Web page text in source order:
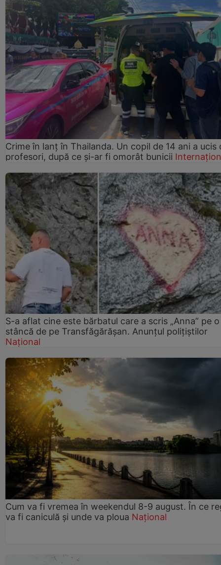
Crime în lanț în Thailanda. Un copil de 14 ani a ucis
profesori, după ce și-ar fi omorât bunicii
S-a aflat cine este bărbatul care a scris „Anna” pe o
stâncă de pe Transfăgărășan. Anunțul polițiștilor
Național
Cum va fi vremea în weekendul 8-9 august. În ce
va fi caniculă și unde va ploua Național